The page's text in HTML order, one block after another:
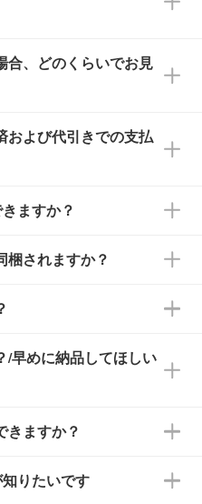
ームにて『ゲストの
みのうえ、ご依頼く
合、どのくらいでお見
りしております。混
をいただくこともご
営業日以降のご連絡
および代引きでの支払
ります。
ますか？
しておりますが、自
末払いに対応可能で
対策委員会や個人様
ば、同様の条件でご
までお気軽にご相談
梱されますか？
いただいた場合の
ール添付でお送りし
文に関する備考欄』
)
了から約2週間～2
で出荷いたしま
/早めに納品してほしい
、お問い合わせ・お
きますか？
し、注文確定のご連
りたいです